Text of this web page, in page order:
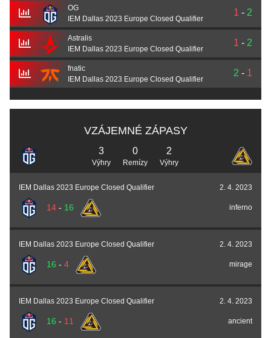
OG
IEM Dallas 2023 Europe Closed Qualifier
1 - 2
Astralis
IEM Dallas 2023 Europe Closed Qualifier
1 - 2
fnatic
IEM Dallas 2023 Europe Closed Qualifier
2 - 1
VZÁJEMNÉ ZÁPASY
3
Výhry
0
Remízy
2
Výhry
IEM Dallas 2023 Europe Closed Qualifier 2. 4. 2023
14- 16 inferno
IEM Dallas 2023 Europe Closed Qualifier 2. 4. 2023
16 - 4 mirage
IEM Dallas 2023 Europe Closed Qualifier 2. 4. 2023
16 - 11 ancient